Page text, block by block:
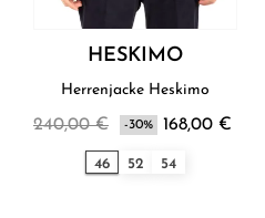
HESKIMO
Herrenjacke Heskimo
240,00 € -30% 168,00 €
46 52 54